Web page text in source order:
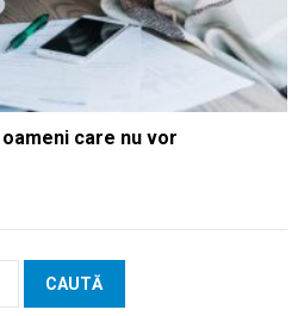
care nu vor